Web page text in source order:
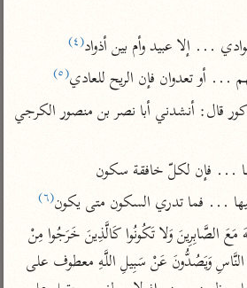
•تليجرام •تويتر
•عن الباحث القرآني
... إلا عبيد وأم بين أذواد(٤)
... أو تعدوان فإن الريح للعادي(٥)
... فإن لكلّ خافقة سكون
... فما تدري السكون متى يكون(٦)